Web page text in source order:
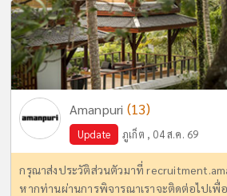
Amanpuri (13)
Update ภูเก็ต , 04 ส.ค. 69
กรุณาส่งประวัติส่วนตัวมาที่
หากท่านผ่านการพิจารณาเราจะติดต่อไปเ